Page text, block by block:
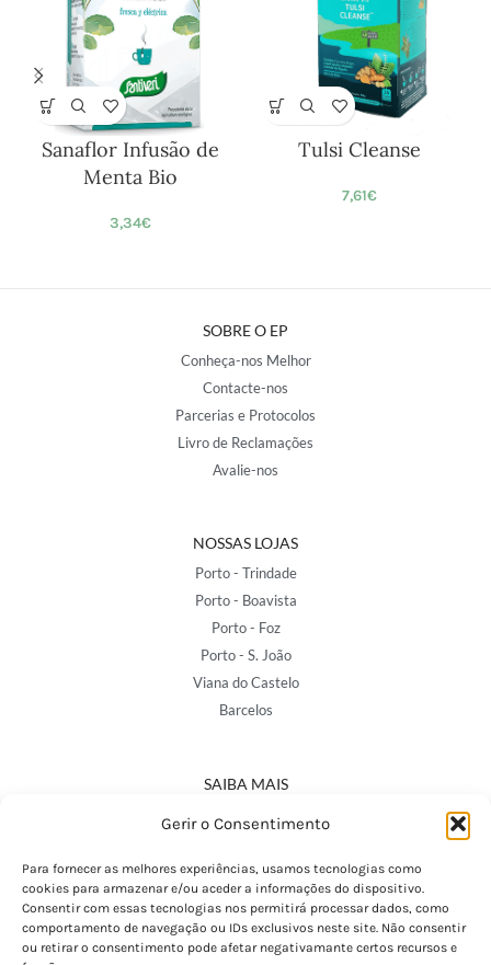
Gerir o Consentimento
Para fornecer as melhores experiências, usamos tecnologias como
cookies para armazenar e/ou aceder a informações do dispositivo.
Consentir com essas tecnologias nos permitirá processar dados, como
comportamento de navegação ou IDs exclusivos neste site. Não consentir
ou retirar o consentimento pode afetar negativamante certos recursos e
Sanaflor Infusão de
Menta Bio
3,34€
Tulsi Cleanse
7,61€
SOBRE O EP
Conheça-nos Melhor
Contacte-nos
Parcerias e Protocolos
Livro de Reclamações
Avalie-nos
NOSSAS LOJAS
Porto - Trindade
Porto - Boavista
Porto - Foz
Porto - S. João
Viana do Castelo
Barcelos
SAIBA MAIS
Política de Privacidade
Termos e Condições
Perguntas Frequentes
Custos de Envio
Encomendas Internacionais